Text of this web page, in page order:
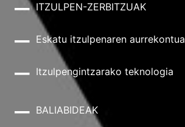
ITZULPEN-ZERBITZUAK
Eskatu itzulpenaren aurrekontua
Itzulpengintzarako teknologia
BALIABIDEAK